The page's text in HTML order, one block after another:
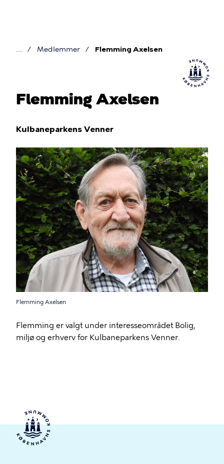
Medlemmer Flemming Axelsen
Flemming Axelsen
Kulbaneparkens Venner
Flemming Axelsen
Flemming er valgt under interesseområdet Bolig,
miljø og erhverv for Kulbaneparkens Venner.